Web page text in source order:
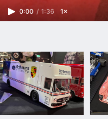
0:00 / 1:36 1×